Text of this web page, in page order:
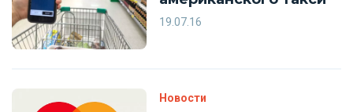
19.07.16
Новости